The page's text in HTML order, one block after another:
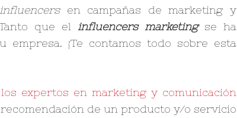
influencersen campañas de marketing y
que el influencers marketingse ha
¡Te contamos todo sobre esta
expertos en marketing y comunicación
de un producto y/o servicio